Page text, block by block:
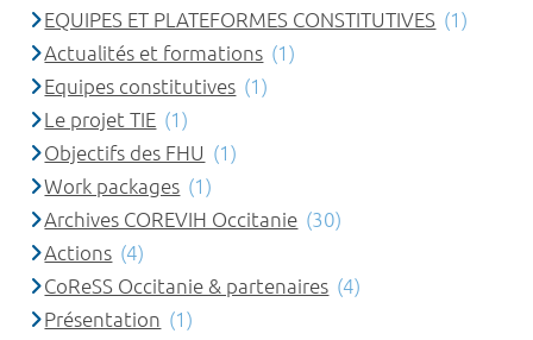
EQUIPES ET PLATEFORMES CONSTITUTIVES (1)
Actualités et formations (1)
Equipes constitutives (1)
Le projet TIE (1)
Objectifs des FHU (1)
Work packages (1)
Archives COREVIH Occitanie (30)
Actions (4)
CoReSS Occitanie & partenaires (4)
Présentation (1)